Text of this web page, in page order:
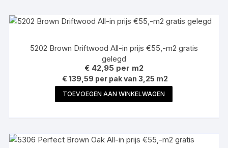
5202 Brown Driftwood All-in prijs €55,-m2 gratis
gelegd
€42,95per m2
€ 139,59 per pak van 3,25 m2
TOEVOEGEN AAN WINKELWAGEN